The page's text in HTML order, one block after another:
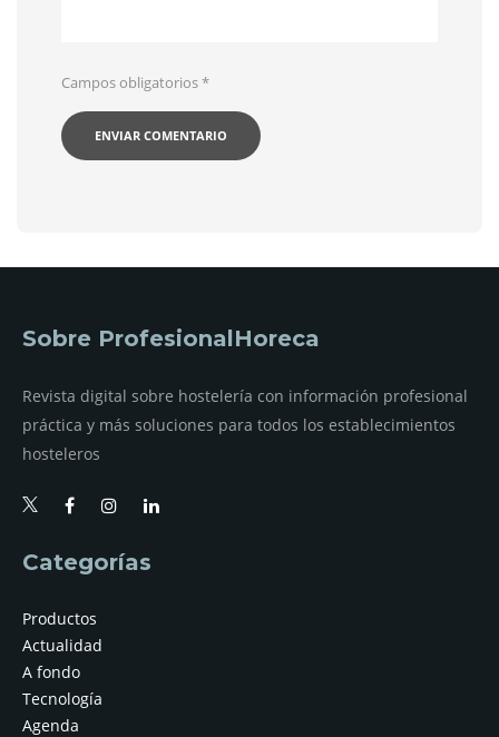
Campos obligatorios*
Sobre ProfesionalHoreca
Revista digital sobre hostelería con información profesional
práctica y más soluciones para todos los establecimientos
hosteleros
Categorías
Productos
Actualidad
A fondo
Tecnología
Agenda